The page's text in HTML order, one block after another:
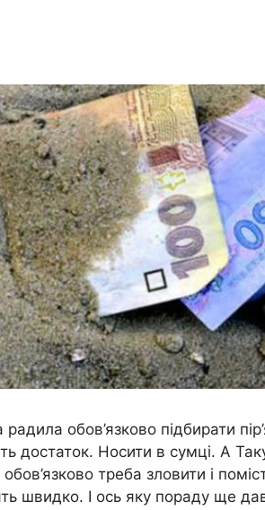
обов’язково підбирати
достаток. Носити в сумці. А
треба зловити і
швидко. І ось яку пораду ще